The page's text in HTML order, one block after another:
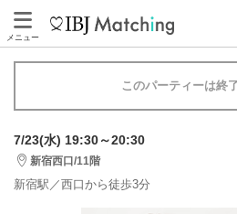
メニュー
このパーティーは終
7/23(水) 19:30～20:30
新宿西口/11階
新宿駅／西口から徒歩3分